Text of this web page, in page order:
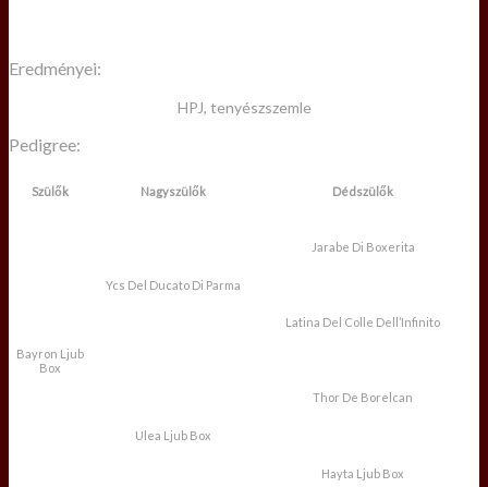
Eredményei:
HPJ, tenyészszemle
Pedigree:
Szülők Nagyszülők Dédszülők
Bayron Ljub
Box
Ycs Del Ducato Di Parma
Jarabe Di Boxerita
Latina Del Colle Dell’Infinito
Ulea Ljub Box
Thor De Borelcan
Hayta Ljub Box